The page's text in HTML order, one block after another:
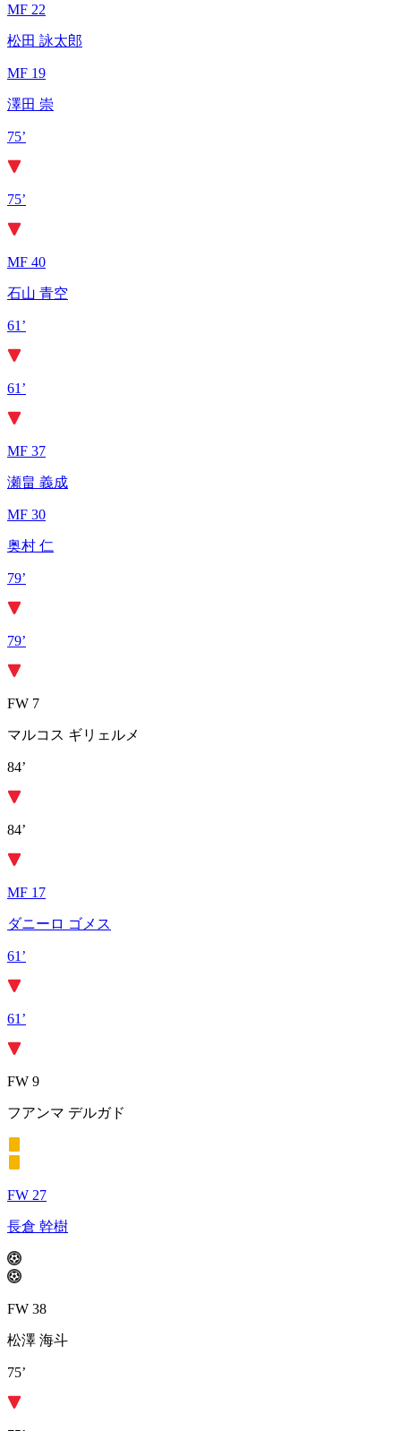
MF 22
松田 詠太郎
MF 19
澤田 崇
75’
75’
MF 40
石山 青空
61’
61’
MF 37
瀬畠 義成
MF 30
奥村 仁
79’
79’
FW 7
マルコス ギリェルメ
84’
84’
MF 17
ダニーロ ゴメス
61’
61’
FW 9
フアンマ デルガド
FW 27
長倉 幹樹
FW 38
松澤 海斗
75’